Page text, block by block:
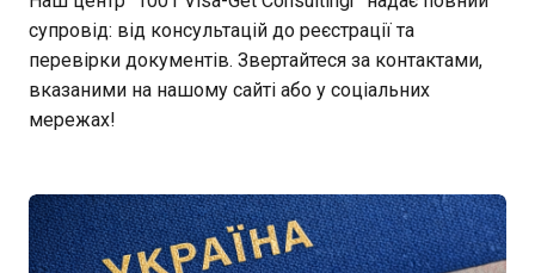
супровід: від консультацій до реєстрації та
перевірки документів. Звертайтеся за контактами,
вказаними на нашому сайті або у соціальних
мережах!